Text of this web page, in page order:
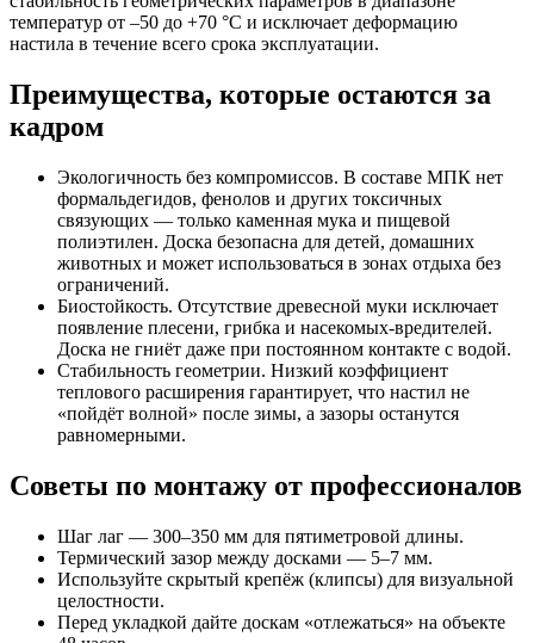
температур от –50 до +70 °C и исключает деформацию
настила в течение всего срока эксплуатации.
Преимущества, которые остаются за
кадром
Экологичность без компромиссов. В составе МПК нет
формальдегидов, фенолов и других токсичных
связующих — только каменная мука и пищевой
полиэтилен. Доска безопасна для детей, домашних
животных и может использоваться в зонах отдыха без
ограничений.
Биостойкость. Отсутствие древесной муки исключает
появление плесени, грибка и насекомых-вредителей.
Доска не гниёт даже при постоянном контакте с водой.
Стабильность геометрии. Низкий коэффициент
теплового расширения гарантирует, что настил не
«пойдёт волной» после зимы, а зазоры останутся
равномерными.
Советы по монтажу от профессионалов
Шаг лаг — 300–350 мм для пятиметровой длины.
Термический зазор между досками — 5–7 мм.
Используйте скрытый крепёж (клипсы) для визуальной
целостности.
Перед укладкой дайте доскам «отлежаться» на объекте